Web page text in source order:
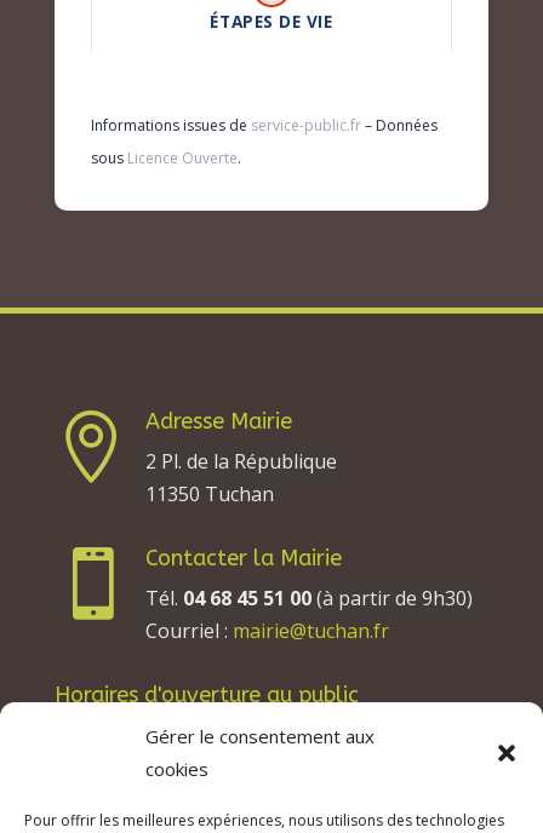
Gérer le consentement aux
cookies
Pour offrir les meilleures expériences, nous utilisons des technologies
ÉTAPES DE VIE
Informations issues de service-public.fr– Données
sous Licence Ouverte.

Adresse Mairie
2 Pl. de la République
11350 Tuchan

Contacter la Mairie
Tél. 04 68 45 51 00(à partir de 9h30)
Courriel : mairie@tuchan.fr
Horaires d'ouverture au public
Les lundis, mardis et jeudis : de 8h à 12h et de
13h30 à 17h30.